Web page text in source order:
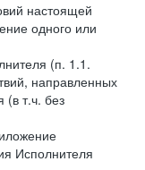
настоящей
одного или
(п. 1.1.
направленных
(в т.ч. без
Исполнителя